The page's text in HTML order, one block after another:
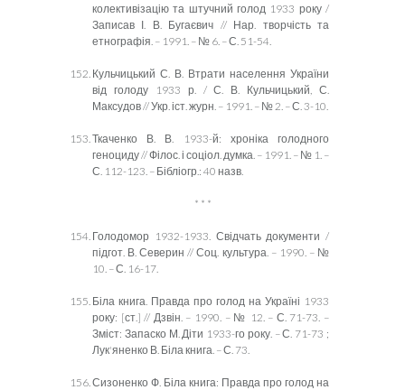
колективізацію та штучний голод 1933 року /
Записав І. В. Бугаєвич // Нар. творчість та
етнографія. – 1991. – № 6. – С. 51-54.
Кульчицький С. В. Втрати населення України
від голоду 1933 р. / С. В. Кульчицький, С.
Максудов // Укр. іст. журн. – 1991. – № 2. – С. 3-10.
Ткаченко В. В. 1933-й: хроніка голодного
геноциду // Філос. і соціол. думка. – 1991. – № 1. –
С. 112-123. – Бібліогр.: 40 назв.
* * *
Голодомор 1932-1933. Свідчать документи /
підгот. В. Северин // Соц. культура. – 1990. – №
10. – С. 16-17.
Біла книга. Правда про голод на Україні 1933
року: [ст.] // Дзвін. – 1990. – № 12. – С. 71-73. –
Зміст: Запаско М. Діти 1933-го року. – С. 71-73 ;
Лук'яненко В. Біла книга. – С. 73.
Сизоненко Ф. Біла книга: Правда про голод на